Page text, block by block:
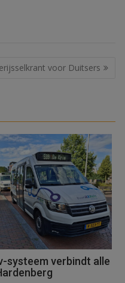
voor Duitsers
systeem verbindt alle